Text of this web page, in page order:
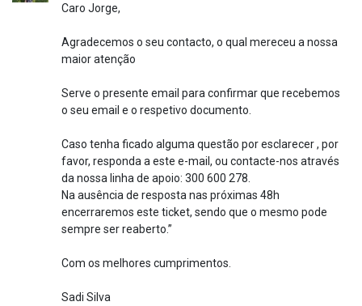
Caro Jorge,
Agradecemos o seu contacto, o qual mereceu a nossa
maior atenção
Serve o presente email para confirmar que recebemos
o seu email e o respetivo documento.
Caso tenha ficado alguma questão por esclarecer , por
favor, responda a este e-mail, ou contacte-nos através
da nossa linha de apoio: 300 600 278.
Na ausência de resposta nas próximas 48h
encerraremos este ticket, sendo que o mesmo pode
sempre ser reaberto.”
Com os melhores cumprimentos.
Sadi Silva